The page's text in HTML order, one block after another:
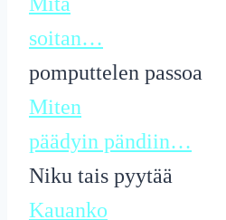
soitan…
pomputtelen passoa
Miten
päädyin pändiin…
Niku tais pyytää
Kauanko